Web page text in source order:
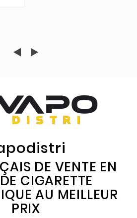
DE VENTE EN
CIGARETTE
AU MEILLEUR
PRIX